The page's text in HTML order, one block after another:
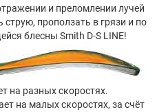
и преломлении лучей
проползать в грязи и по
блесны Smith D-S LINE!
на разных скоростях.
на малых скоростях, за счёт